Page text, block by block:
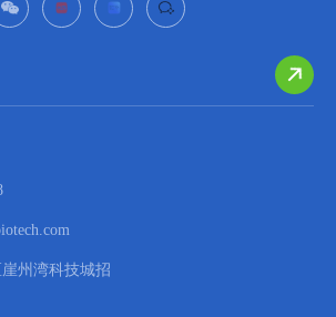
州湾科技城招